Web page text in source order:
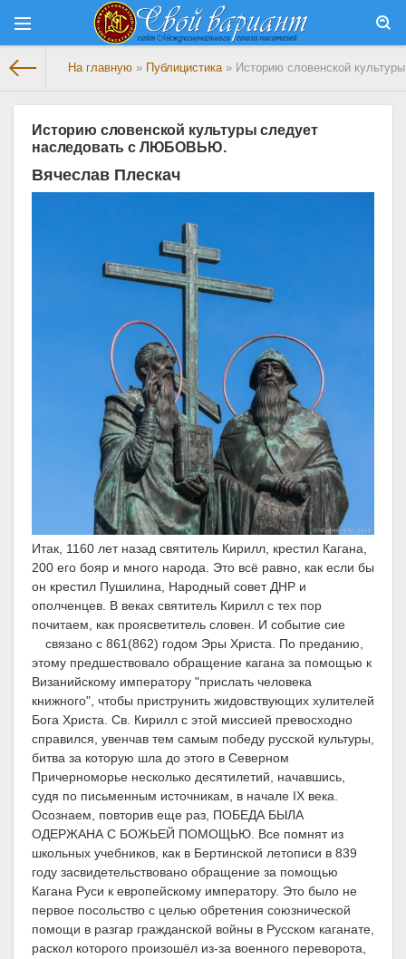
На главную » Публицистика» Историю словенской
Историю словенской культуры следует
наследовать с ЛЮБОВЬЮ.
Вячеслав Плескач
Итак, 1160 лет назад святитель Кирилл, крестил Кагана,
200 его бояр и много народа. Это всё равно, как если бы
он крестил Пушилина, Народный совет ДНР и
ополченцев. В веках святитель Кирилл с тех пор
почитаем, как проясветитель словен. И событие сие
связано с 861(862) годом Эры Христа. По преданию,
этому предшествовало обращение кагана за помощью к
Визанийскому императору "прислать человека
книжного", чтобы приструнить жидовствующих хулителей
Бога Христа. Св. Кирилл с этой миссией превосходно
справился, увенчав тем самым победу русской культуры,
битва за которую шла до этого в Северном
Причерноморье несколько десятилетий, начавшись,
судя по письменным источникам, в начале IX века.
Осознаем, повторив еще раз, ПОБЕДА БЫЛА
ОДЕРЖАНА С БОЖЬЕЙ ПОМОЩЬЮ. Все помнят из
школьных учебников, как в Бертинской летописи в 839
году засвидетельствовано обращение за помощью
Кагана Руси к европейскому императору. Это было не
первое посольство с целью обретения союзнической
помощи в разгар гражданской войны в Русском каганате,
раскол которого произошёл из-за военного переворота,